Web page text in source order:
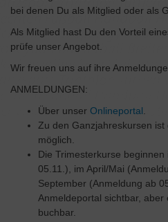
bei denen Du als Mitglied oder als
Als Mitglied hast Du den Vorteil
prüfe unser Angebot.
Wir freuen uns auf ihre
ANMELDUNGEN:
Über unser Onlineportal
Zu den Ganzjahreskursen
möglich.
Die Trimesterkurse
05.11.), im April/Mai
September (Anmeldung ab
Anmeldeportal sichtbar,
buchbar.